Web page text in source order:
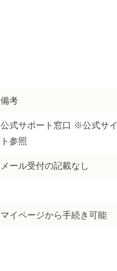
備考
公式サポート窓口 ※公式サイ
ト参照
メール受付の記載なし
マイページから手続き可能